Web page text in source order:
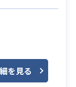
ただきま
レクション
を見る